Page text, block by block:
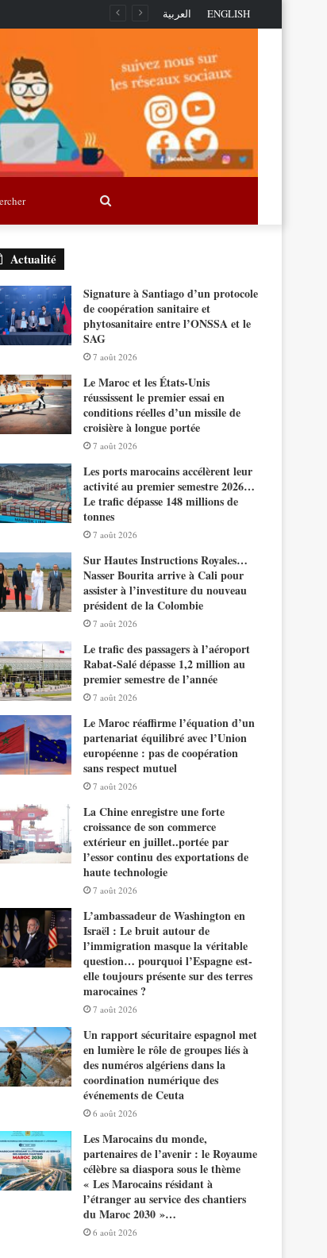
العربية ENGLISH
Rechercher
Actualité
Signature à Santiago d’un protocole
de coopération sanitaire et
phytosanitaire entre l’ONSSA et le
SAG
7 août 2026
Le Maroc et les États-Unis
réussissent le premier essai en
conditions réelles d’un missile de
croisière à longue portée
7 août 2026
Les ports marocains accélèrent leur
activité au premier semestre 2026…
Le trafic dépasse 148 millions de
tonnes
7 août 2026
Sur Hautes Instructions Royales…
Nasser Bourita arrive à Cali pour
assister à l’investiture du nouveau
président de la Colombie
7 août 2026
Le trafic des passagers à l’aéroport
Rabat-Salé dépasse 1,2 million au
premier semestre de l’année
7 août 2026
Le Maroc réaffirme l’équation d’un
partenariat équilibré avec l’Union
européenne : pas de coopération
sans respect mutuel
7 août 2026
La Chine enregistre une forte
croissance de son commerce
extérieur en juillet..portée par
l’essor continu des exportations de
haute technologie
7 août 2026
L’ambassadeur de Washington en
Israël : Le bruit autour de
l’immigration masque la véritable
question… pourquoi l’Espagne est-
elle toujours présente sur des terres
marocaines ?
7 août 2026
Un rapport sécuritaire espagnol met
en lumière le rôle de groupes liés à
des numéros algériens dans la
coordination numérique des
événements de Ceuta
6 août 2026
Les Marocains du monde,
partenaires de l’avenir : le Royaume
célèbre sa diaspora sous le thème
« Les Marocains résidant à
l’étranger au service des chantiers
du Maroc 2030 »…
6 août 2026